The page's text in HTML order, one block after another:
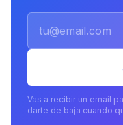
Vas a recibir un email
darte de baja cuando